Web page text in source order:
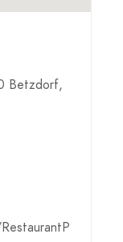
Betzdorf,